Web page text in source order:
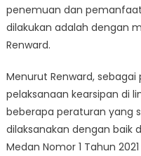
penemuan dan
dilakukan adalah dengan
Renward.
Menurut Renward,
pelaksanaan kearsipan di
beberapa peraturan yang
dilaksanakan dengan baik
Medan Nomor 1 Tahun